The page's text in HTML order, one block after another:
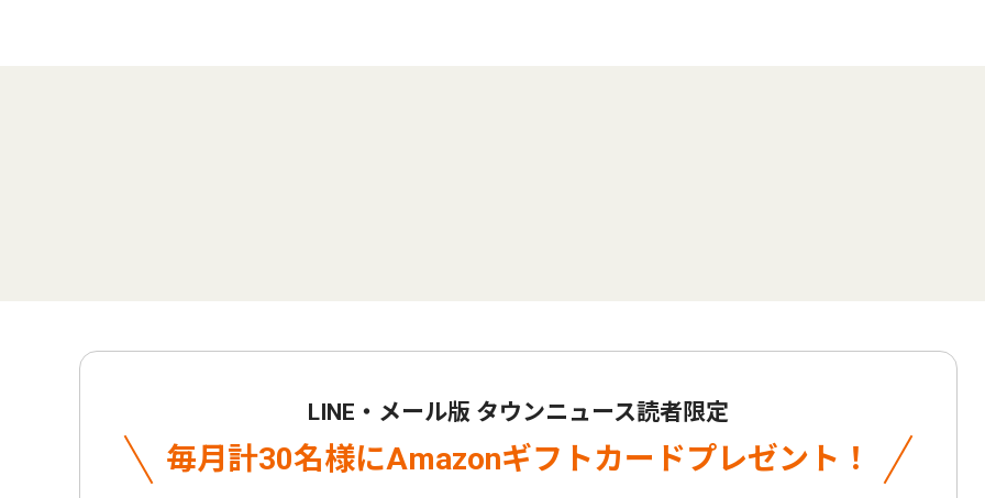
LINE・メール版 タウンニュース読者限定
毎月計30名様にAmazonギフトカードプレゼント！